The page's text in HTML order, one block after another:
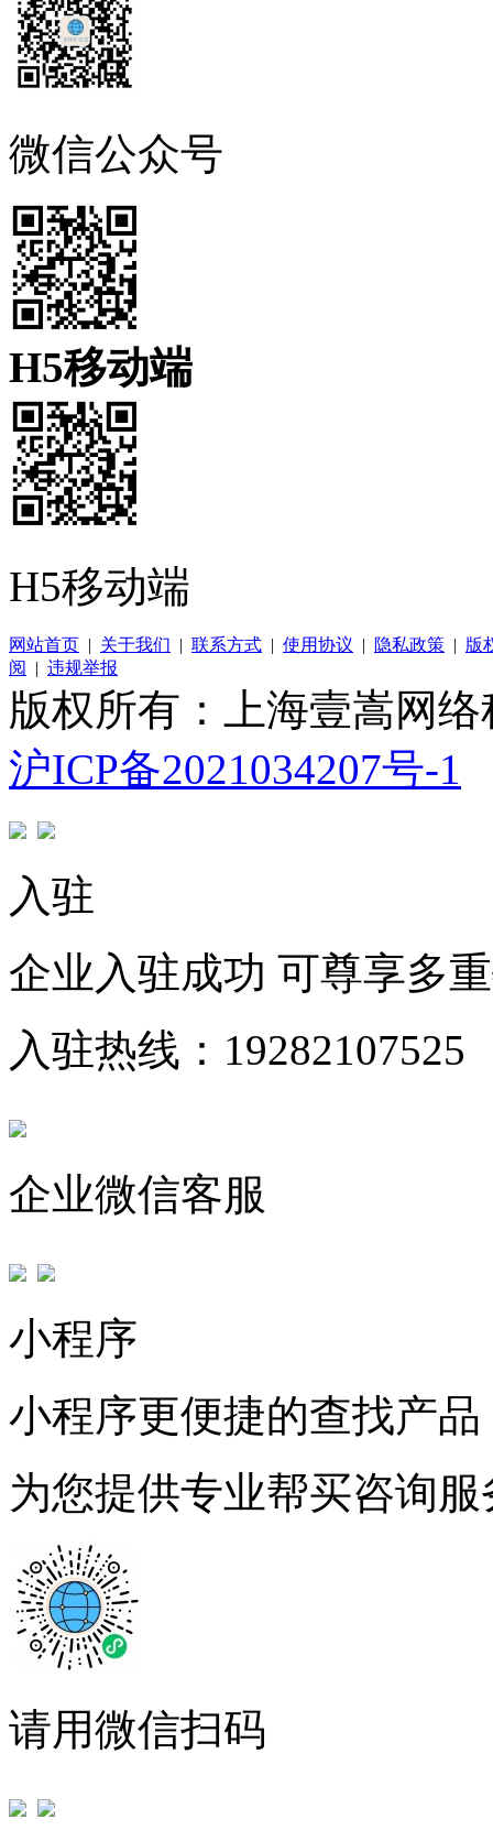
微信公众号
H5移动端
H5移动端
网站首页 | 关于我们 | 联系方式 | 使用协议 | 隐私政策 | 版
阅
| 违规举报
版权所有：上海壹嵩网
沪ICP备2021034207号-1
入驻
企业入驻成功 可尊享多
入驻热线：19282107525
企业微信客服
小程序
小程序更便捷的查找产品
为您提供专业帮买咨询服
请用微信扫码